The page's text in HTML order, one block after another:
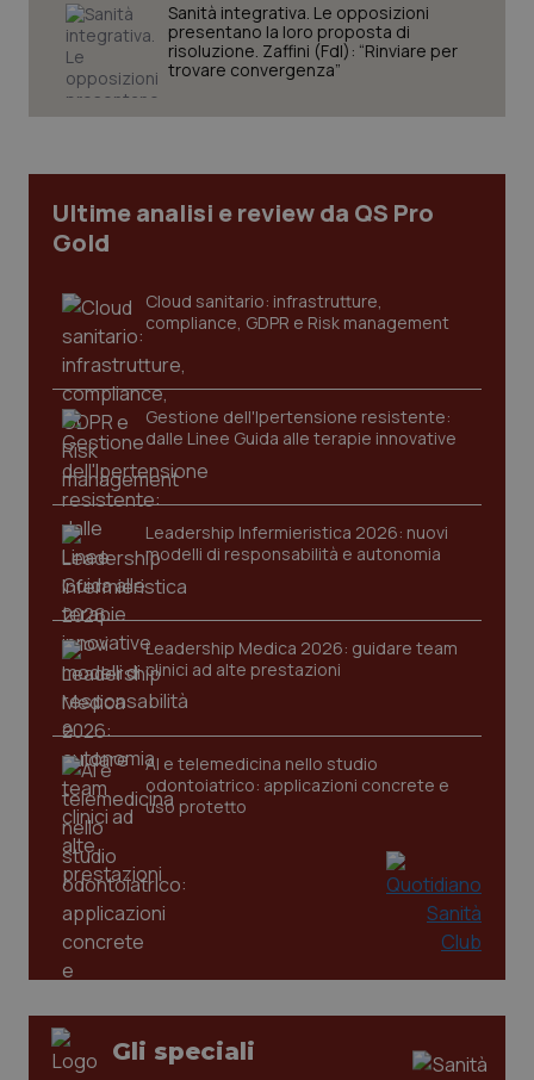
Sanità integrativa. Le opposizioni
presentano la loro proposta di
risoluzione. Zaffini (FdI): “Rinviare per
trovare convergenza”
Ultime analisi e review da QS Pro
Gold
Cloud sanitario: infrastrutture,
compliance, GDPR e Risk management
Gestione dell'Ipertensione resistente:
dalle Linee Guida alle terapie innovative
Leadership Infermieristica 2026: nuovi
modelli di responsabilità e autonomia
Leadership Medica 2026: guidare team
clinici ad alte prestazioni
AI e telemedicina nello studio
odontoiatrico: applicazioni concrete e
uso protetto
Gli speciali
CookieScriptConsent
tracking-sites-ironfish-
tracking-enable
www.quotidianosanita.it
tracking-sites-ironfish-
session-id
www.quotidianosanita.it
_ga